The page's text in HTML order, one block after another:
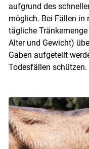
aufgrund des
möglich. Bei Fällen in
tägliche
Alter und Gewicht)
Gaben aufgeteilt
Todesfällen schützen.